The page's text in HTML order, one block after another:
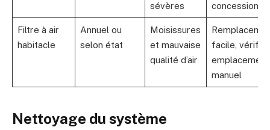
sévères
concession
Filtre à air
habitacle
Annuel ou
selon état
Moisis­sures
et mauvaise
qualité d’air
facile, vérifier
manuel
Nettoyage du système